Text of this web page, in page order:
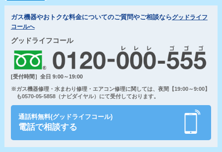
ガス機器やおトクな料金についてのご質問やご相談ならグッドライフ
コールへ
グッドライフコール
[受付時間］全日 9:00～19:00
※ガス機器修理・水まわり修理・エアコン修理に関しては、夜間【19:00～9:00】
も0570-05-5858（ナビダイヤル）にて受付しております。
通話料無料(グッドライフコール)
電話で相談する